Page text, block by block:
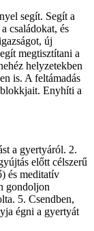
segít. Segít a
családokat, és
új
megtisztítani a
helyzetekben
is. A feltámadás
Enyhíti a
a gyertyáról. 2.
előtt célszerű
és meditatív
gondoljon
5. Csendben,
égni a gyertyát